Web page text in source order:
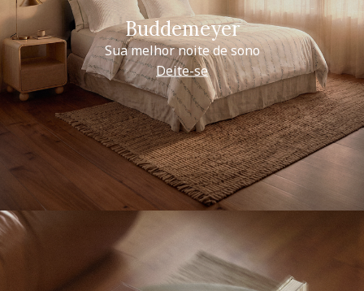
Buddemeyer
Sua melhor noite de sono
Deite-se